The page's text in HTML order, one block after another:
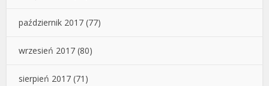
październik 2017 (77)
wrzesień 2017 (80)
sierpień 2017 (71)